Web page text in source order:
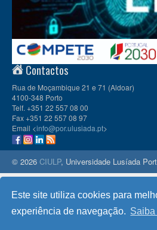
Este site utiliza cookies para
experiência de navegação.
Contactos
Rua de Moçambique 21 e 71 (Aldoar)
4100-348 Porto
Telf. +351 22 557 08 00
Fax +351 22 557 08 97
Email <info@por.ulusiada.pt>
© 2026 CIULP, Universidade Lusíada